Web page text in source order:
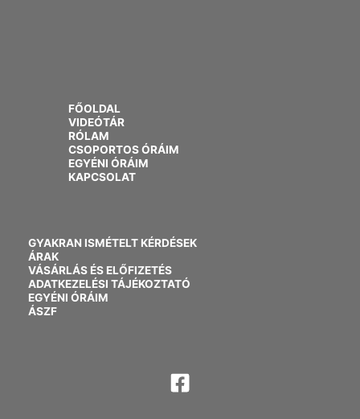
FŐOLDAL
VIDEÓTÁR
RÓLAM
CSOPORTOS ÓRÁIM
EGYÉNI ÓRÁIM
KAPCSOLAT
GYAKRAN ISMÉTELT KÉRDÉSEK
ÁRAK
VÁSÁRLÁS ÉS ELŐFIZETÉS
ADATKEZELÉSI TÁJÉKOZTATÓ
EGYÉNI ÓRÁIM
ÁSZF